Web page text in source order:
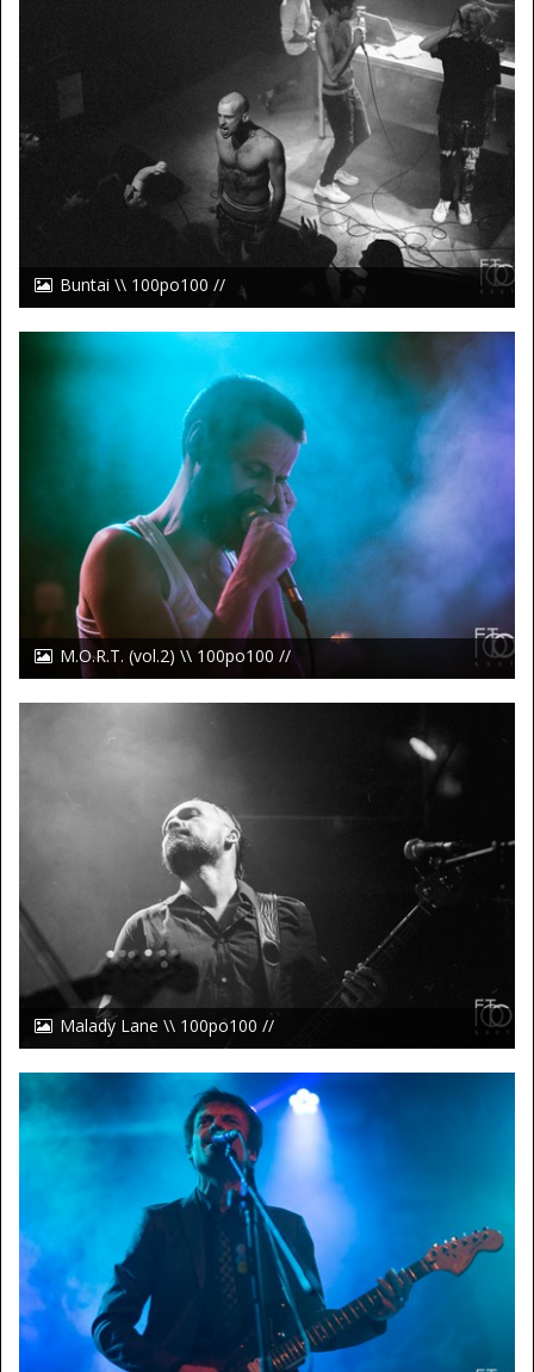
Buntai \\ 100po100 //
M.O.R.T. (vol.2) \\ 100po100 //
Malady Lane \\ 100po100 //